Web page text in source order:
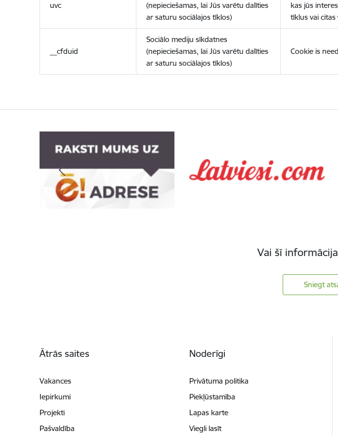
uvc
(nepieciešamas, lai Jūs varētu dalīties
ar saturu sociālajos tīklos)
kas jūs
tīklus vai citas
__cfduid
Sociālo mediju sīkdatnes
(nepieciešamas, lai Jūs varētu dalīties
ar saturu sociālajos tīklos)
Cookie is
Vai šī
Sniegt
Ātrās saites
Vakances
Iepirkumi
Projekti
Pašvaldība
Noderīgi
Privātuma politika
Piekļūstamība
Lapas karte
Viegli lasīt